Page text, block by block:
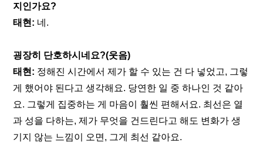
지인가요?
태현: 네.
굉장히 단호하시네요?(웃음)
태현: 정해진 시간에서 제가 할 수 있는 건 다 넣었고, 그렇
게 했어야 된다고 생각해요. 당연한 일 중 하나인 것 같아
요. 그렇게 집중하는 게 마음이 훨씬 편해서요. 최선은 열
과 성을 다하는, 제가 무엇을 건드린다고 해도 변화가 생
기지 않는 느낌이 오면, 그게 최선 같아요.